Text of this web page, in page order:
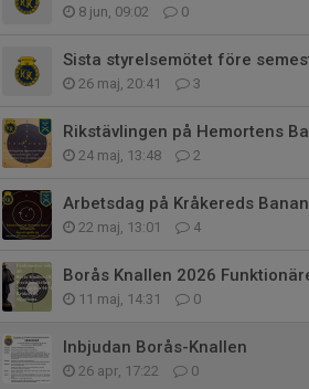
8 jun, 09:02 0
Sista styrelsemötet före
26 maj, 20:41 3
Rikstävlingen på Hemortens
24 maj, 13:48 2
Arbetsdag på Kråkereds Banan
22 maj, 13:01 4
Borås Knallen 2026
11 maj, 14:31 0
Inbjudan Borås-Knallen
26 apr, 17:22 0